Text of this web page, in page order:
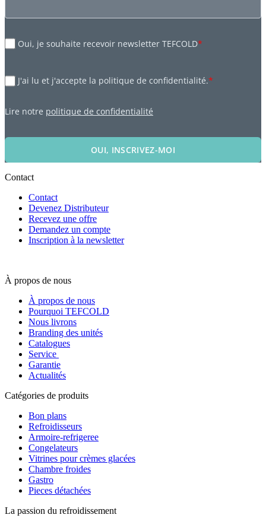
Oui, je souhaite recevoir newsletter TEFCOLD*
J'ai lu et j'accepte la politique de confidentialité.*
Lire notre politique de confidentialité
OUI, INSCRIVEZ-MOI
Contact
Contact
Devenez Distributeur
Recevez une offre
Demandez un compte
Inscription à la newsletter
À propos de nous
À propos de nous
Pourquoi TEFCOLD
Nous livrons
Branding des unités
Catalogues
Service
Garantie
Actualités
Catégories de produits
Bon plans
Refroidisseurs
Armoire-refrigeree
Congelateurs
Vitrines pour crèmes glacées
Chambre froides
Gastro
Pieces détachées
La passion du refroidissement